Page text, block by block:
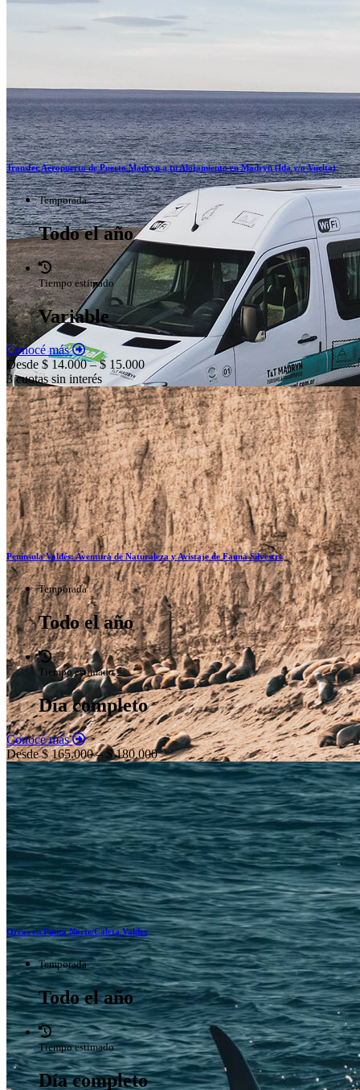
Transfer Aeropuerto de Puerto Madryn a tu Alojamiento en Madryn (Ida y/o Vuelta)
Temporada
Todo el año
Tiempo estimado
Variable
Conocé más
Desde $ 14.000 – $ 15.000
3 cuotas sin interés
Península Valdés: Aventura de Naturaleza y Avistaje de Fauna Silvestre
Temporada
Todo el año
Tiempo estimado
Día completo
Conocé más
Desde $ 165.000 – $ 180.000
Orcas en Punta Norte/Caleta Valdes
Temporada
Todo el año
Tiempo estimado
Día completo